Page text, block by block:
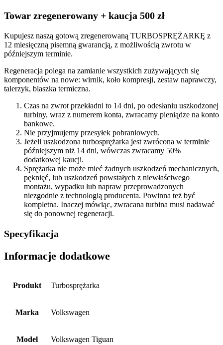
Towar zregenerowany + kaucja 500 zł
Kupujesz naszą gotową zregenerowaną TURBOSPRĘŻARKĘ z
12 miesięczną pisemną gwarancją, z możliwością zwrotu w
późniejszym terminie.
Regeneracja polega na zamianie wszystkich zużywających się
komponentów na nowe: wirnik, koło kompresji, zestaw naprawczy,
talerzyk, blaszka termiczna.
Czas na zwrot przekładni to 14 dni, po odesłaniu uszkodzonej
turbiny, wraz z numerem konta, zwracamy pieniądze na konto
bankowe.
Nie przyjmujemy przesyłek pobraniowych.
Jeżeli uszkodzona turbosprężarka jest zwrócona w terminie
późniejszym niż 14 dni, wówczas zwracamy 50%
dodatkowej kaucji.
Sprężarka nie może mieć żadnych uszkodzeń mechanicznych,
pęknięć, lub uszkodzeń powstałych z niewłaściwego
montażu, wypadku lub napraw przeprowadzonych
niezgodnie z technologią producenta. Powinna też być
kompletna. Inaczej mówiąc, zwracana turbina musi nadawać
się do ponownej regeneracji.
Specyfikacja
Informacje dodatkowe
Produkt Turbosprężarka
Marka Volkswagen
Model Volkswagen Tiguan